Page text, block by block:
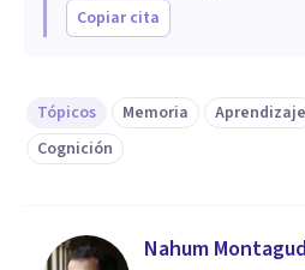
Copiar cita
Tópicos Memoria Aprendizaje
Cognición
Nahum